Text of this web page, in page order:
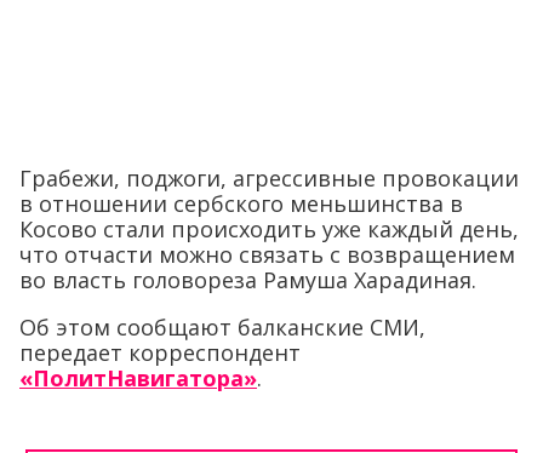
Грабежи, поджоги, агрессивные провокации
в отношении сербского меньшинства в
Косово стали происходить уже каждый день,
что отчасти можно связать с возвращением
во власть головореза Рамуша Харадиная.
Об этом сообщают балканские СМИ,
передает корреспондент
«ПолитНавигатора».